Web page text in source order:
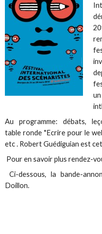
Au programme: débats,
table ronde "Ecrire pour le
etc . Robert Guédiguian est
Pour en savoir plus rendez-
Ci-dessous, la bande-
Doillon.